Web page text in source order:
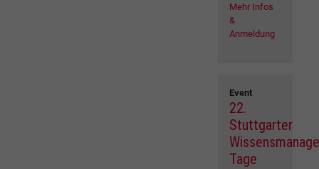
Mehr Infos
&
Anmeldung
Event
22.
Stuttgarter
Tage